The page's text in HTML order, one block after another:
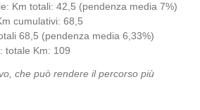
Km totali: 42,5 (pendenza media 7%)
cumulativi: 68,5
68,5 (pendenza media 6,33%)
totale Km: 109
che può rendere il percorso più